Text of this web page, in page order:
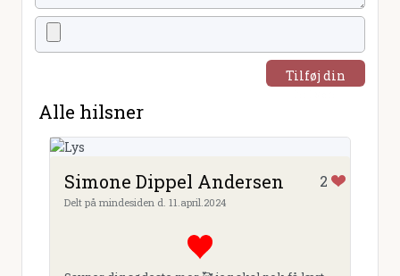
Tilføj din
Alle hilsner
Simone Dippel Andersen 2
Delt på mindesiden d. 11.april.2024